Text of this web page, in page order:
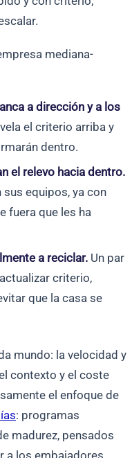
mediana-
a dirección y a los
el criterio arriba y
dentro.
el relevo hacia dentro.
equipos, ya con
fuera que les ha
a reciclar. Un par
criterio,
que la casa se
mundo: la velocidad y
contexto y el coste
el enfoque de
: programas
madurez, pensados
a los embajadores